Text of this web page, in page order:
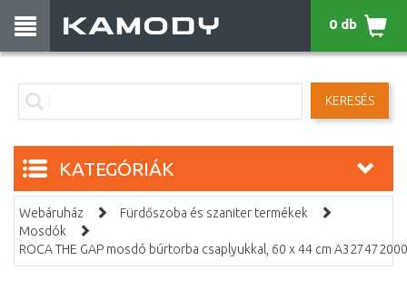
KERESÉS
0 db
KATEGÓRIÁK
Webáruház
Fürdőszoba és szaniter termékek
Mosdók
ROCA THE GAP mosdó búrtorba csaplyukkal, 60 x 44 cm A327472000